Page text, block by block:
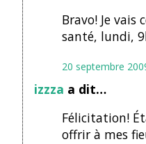
Bravo! Je vais
santé, lundi,
20 septembre
izzza a dit…
Félicitation!
offrir à mes